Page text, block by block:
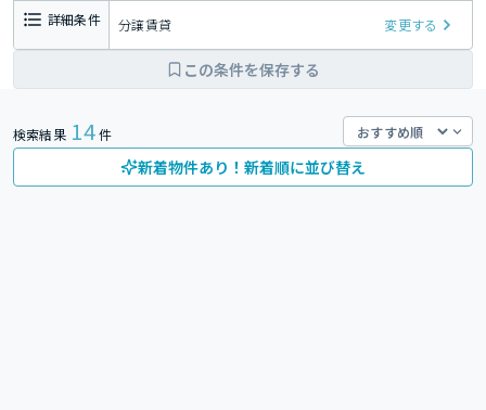
詳細条件 分譲賃貸 変更する
この条件を保存する
検索結果 14件
新着物件あり！新着順に並び替え